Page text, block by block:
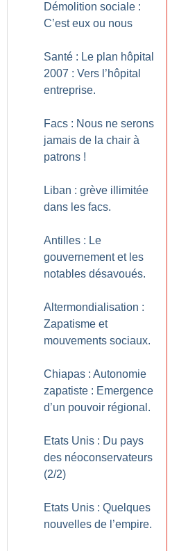
Démolition sociale :
C’est eux ou nous
Santé : Le plan hôpital
2007 : Vers l’hôpital
entreprise.
Facs : Nous ne serons
jamais de la chair à
patrons !
Liban : grève illimitée
dans les facs.
Antilles : Le
gouvernement et les
notables désavoués.
Altermondialisation :
Zapatisme et
mouvements sociaux.
Chiapas : Autonomie
zapatiste : Emergence
d’un pouvoir régional.
Etats Unis : Du pays
des néoconservateurs
(2/2)
Etats Unis : Quelques
nouvelles de l’empire.